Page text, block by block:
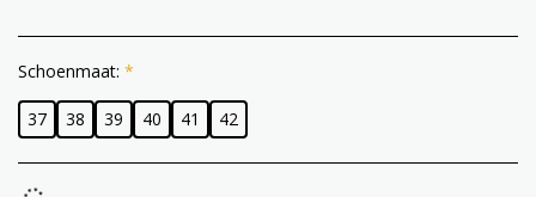
Schoenmaat: *
37 38 39 40 41 42